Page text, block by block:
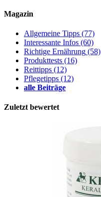
Magazin
Allgemeine Tipps (77)
Interessante Infos (60)
Richtige Ernährung (58)
Produkttests (16)
Reittipps (12)
Pflegetipps (12)
alle Beiträge
Zuletzt bewertet